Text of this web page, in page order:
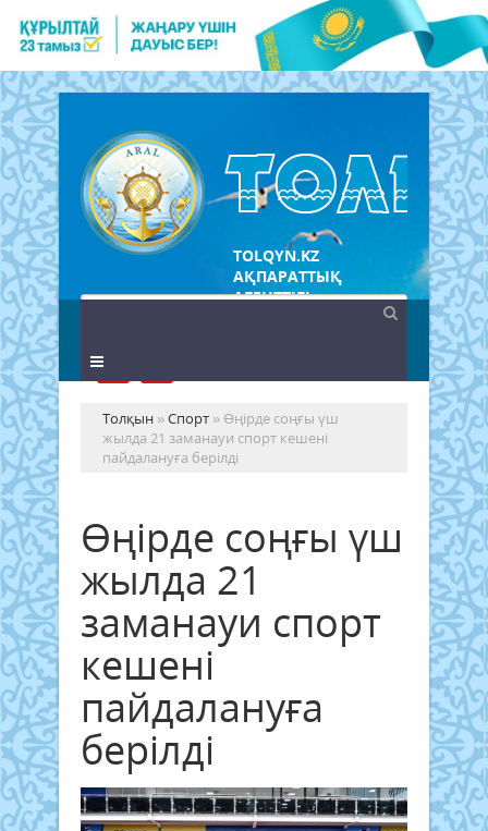
TOLQYN.KZ
АҚПАРАТТЫҚ
АГЕНТТІГІ
Толқын »Спорт » Өңірде соңғы үш
жылда 21 заманауи спорт кешені
пайдалануға берілді
Өңірде соңғы үш
жылда 21
заманауи спорт
кешені
пайдалануға
берілді